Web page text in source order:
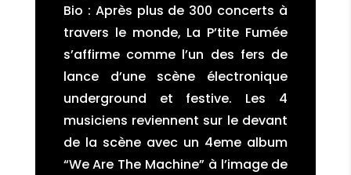
Bio : Après plus de 300 concerts à
travers le monde, La P’tite Fumée
s’affirme comme l’un des fers de
lance d’une scène électronique
underground et festive. Les 4
musiciens reviennent sur le devant
de la scène avec un 4eme album
“We Are The Machine” à l’image de